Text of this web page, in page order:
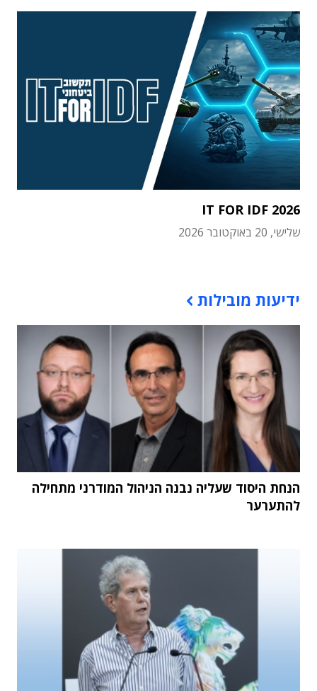
IT FOR IDF 2026
שלישי, 20 באוקטובר 2026
ידיעות מובילות
הנחת היסוד שעליה נבנה הניהול המודרני מתחילה
להתערער